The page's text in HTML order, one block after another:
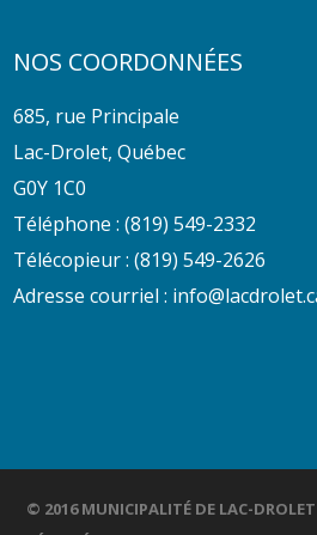
NOS COORDONNÉES
685, rue Principale
Lac-Drolet, Québec
G0Y 1C0
Téléphone :(819) 549-2332
Télécopieur : (819) 549-2626
Adresse courriel :
© 2016 MUNICIPALITÉ DE LAC-